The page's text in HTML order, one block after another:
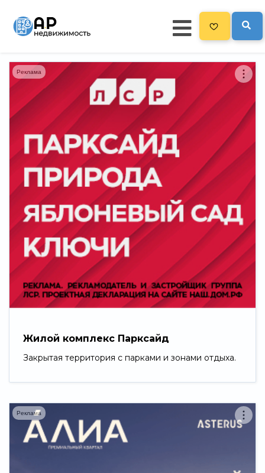
Главная
Все новостройки 3300
Новостройки на карте
Блог
Черный список ЖК
Рекламодателям
Политика конфиденциальности
Карта сайта
Жилой комплекс Парксайд
Закрытая территория с парками и зонами отдыха.
Реклама
Реклама